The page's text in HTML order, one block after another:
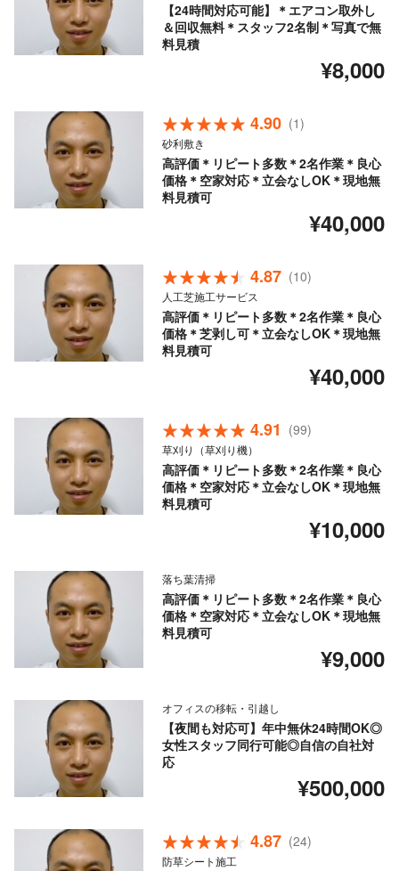
【24時間対応可能】＊エアコン取外し
＆回収無料＊スタッフ2名制＊写真で無
料見積
¥8,000
4.90 (1)
砂利敷き
高評価＊リピート多数＊2名作業＊良心
価格＊空家対応＊立会なしOK＊現地無
料見積可
¥40,000
4.87 (10)
人工芝施工サービス
高評価＊リピート多数＊2名作業＊良心
価格＊芝剥し可＊立会なしOK＊現地無
料見積可
¥40,000
4.91 (99)
草刈り（草刈り機）
高評価＊リピート多数＊2名作業＊良心
価格＊空家対応＊立会なしOK＊現地無
料見積可
¥10,000
落ち葉清掃
高評価＊リピート多数＊2名作業＊良心
価格＊空家対応＊立会なしOK＊現地無
料見積可
¥9,000
オフィスの移転・引越し
【夜間も対応可】年中無休24時間OK◎
女性スタッフ同行可能◎自信の自社対
応
¥500,000
4.87 (24)
防草シート施工